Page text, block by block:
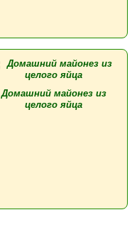
Домашний майонез из
целого яйца